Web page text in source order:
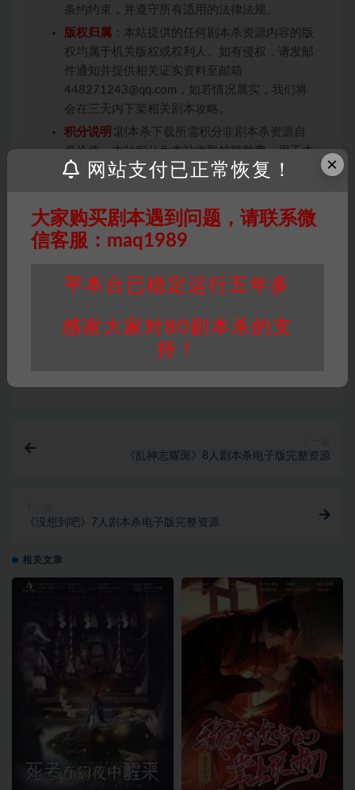
条约约束，并遵守所有适用的法律法规。
版权归属 ：本站提供的任何剧本杀资源内容的版
权均属于机关版权或权利人。如有侵权，请发邮
件通知并提供相关证实资料至邮箱
448271243@qq.com，如若情况属实，我们将
会在三天内下架相关剧本攻略。
积分说明 ∶剧本杀下载所需积分非剧本杀资源自
身价值，本站积分为本站收取的赞助费，用于本
站整理资料的时间成本及网站运营所需支出费
重要提醒∶任何情况下，本站及相关人士对于访
问或购买使用引起的任何行为和纠纷，本站概不
承担任何责任。未经许可的【搬运】和【账号共
民国本 还原本
《乱神志耀斑》8人剧本杀电子版完整资源
《没想到吧》7人剧本杀电子版完整资源
相关文章
×
网站支付已正常恢复！
大家购买剧本遇到问题，请联系微
信客服：maq1989
平本台已稳定运行五年多
感谢大家对80剧本杀的支
持！